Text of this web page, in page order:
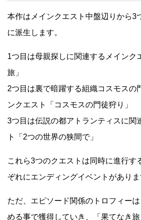
本作はメインクエスト中盤辺りから3
に派生します。
1つ目は母親探しに関連するメインク
旅」
2つ目は裏で暗躍する組織コスモスの
ンクエスト「コスモスの門徒狩り」
3つ目は伝説の都アトランティスに関
ト「2つの世界の狭間で」
これら3つのクエストは同時に進行す
ぞれにエンディングイベントがありま
ただ、エピソード関係のトロフィー
める事で獲得していき、「果てなき